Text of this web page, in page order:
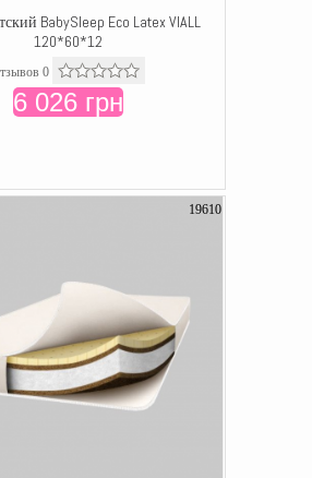
BabySleep Eco Latex VIALL
120*60*12
0
6 026 грн
19610